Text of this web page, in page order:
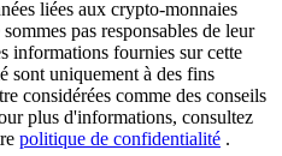
10% APR
Rewards
liées aux crypto-monnaies
pas responsables de leur
informations fournies sur cette
sont uniquement à des fins
considérées comme des conseils
plus d'informations, consultez
politique de confidentialité .